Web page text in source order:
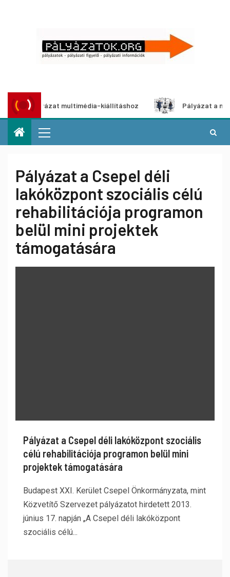
pályázat multimédia-kiállításhoz Pályázat a nemek
Pályázat a Csepel déli
lakóközpont szociális célú
rehabilitációja programon
belül mini projektek
támogatására
Pályázat a Csepel déli lakóközpont szociális
célú rehabilitációja programon belül mini
projektek támogatására
Budapest XXI. Kerület Csepel Önkormányzata, mint
Közvetítő Szervezet pályázatot hirdetett 2013.
június 17. napján „A Csepel déli lakóközpont
szociális célú...